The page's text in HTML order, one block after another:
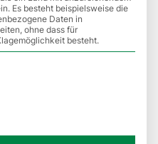
by AB
2023
Es besteht beispielsweise die
Daten in
ohne dass für
besteht.
Gruppen, für die eine